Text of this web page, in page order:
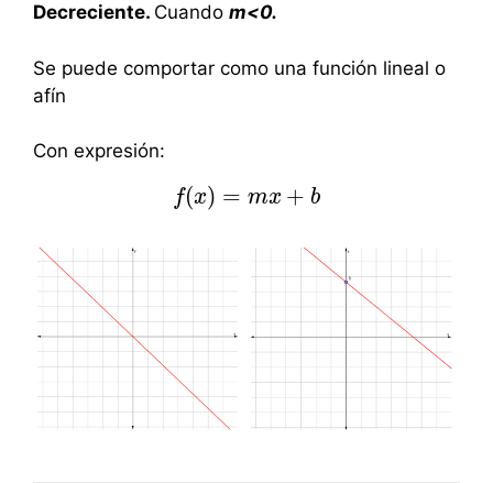
Decreciente. Cuando m<0.
Se puede comportar como una función lineal o
afín
Con expresión:
f(x) = mx + b
f(x )= mx+b